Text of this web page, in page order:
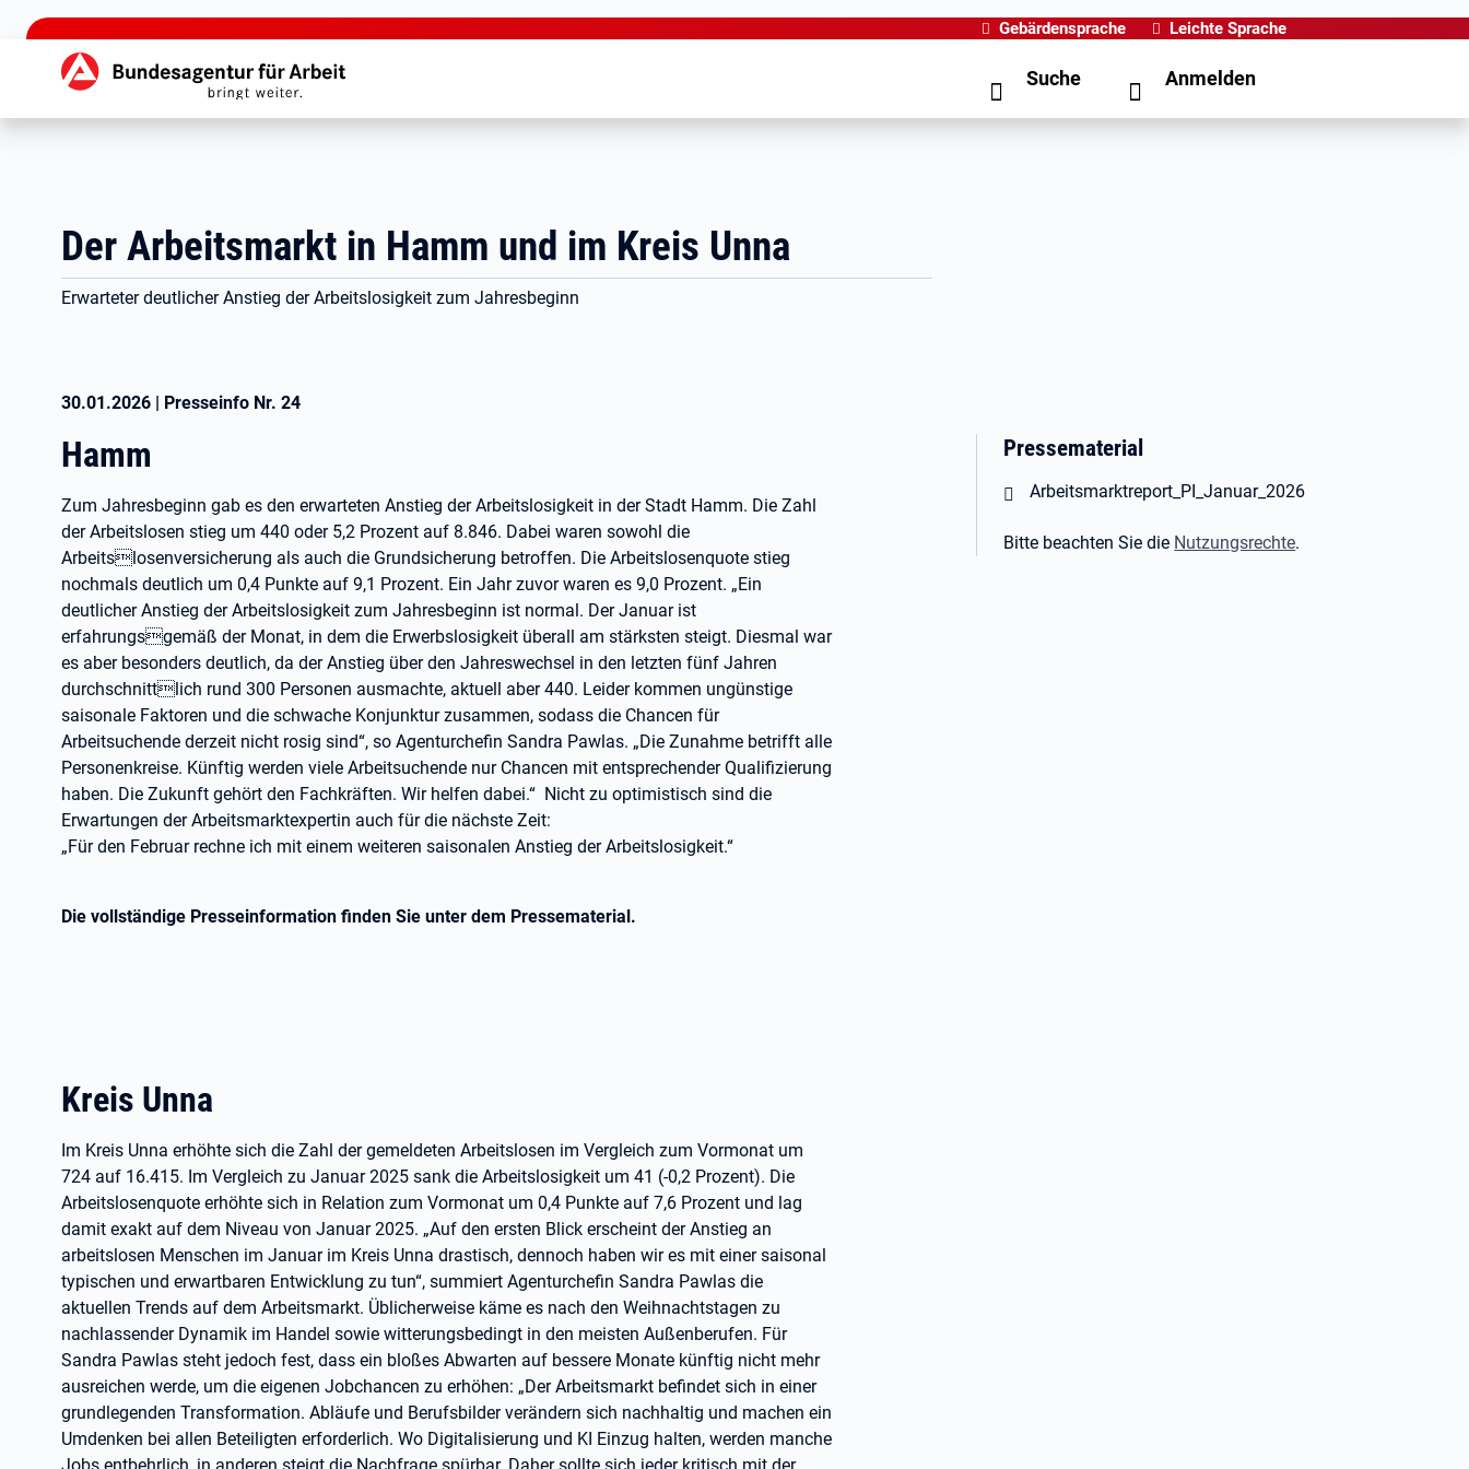
zu den Hauptinhalten springen
Gebärdensprache Leichte Sprache
Hauptnavigation Suche Anmelden
Der Arbeitsmarkt in Hamm und im Kreis Unna
Erwarteter deutlicher Anstieg der Arbeitslosigkeit zum Jahresbeginn
30.01.2026 | Presseinfo Nr. 24
Hamm
Zum Jahresbeginn gab es den erwarteten Anstieg der Arbeitslosigkeit in der Stadt Hamm. Die Zahl
der Arbeitslosen stieg um 440 oder 5,2 Prozent auf 8.846. Dabei waren sowohl die
Arbeitslosenversicherung als auch die Grundsicherung betroffen. Die Arbeitslosenquote stieg
nochmals deutlich um 0,4 Punkte auf 9,1 Prozent. Ein Jahr zuvor waren es 9,0 Prozent. „Ein
deutlicher Anstieg der Arbeitslosigkeit zum Jahresbeginn ist normal. Der Januar ist
erfahrungsgemäß der Monat, in dem die Erwerbslosigkeit überall am stärksten steigt. Diesmal war
es aber besonders deutlich, da der Anstieg über den Jahreswechsel in den letzten fünf Jahren
durchschnittlich rund 300 Personen ausmachte, aktuell aber 440. Leider kommen ungünstige
saisonale Faktoren und die schwache Konjunktur zusammen, sodass die Chancen für
Arbeitsuchende derzeit nicht rosig sind“, so Agenturchefin Sandra Pawlas. „Die Zunahme betrifft alle
Personenkreise. Künftig werden viele Arbeitsuchende nur Chancen mit entsprechender Qualifizierung
haben. Die Zukunft gehört den Fachkräften. Wir helfen dabei.“ Nicht zu optimistisch sind die
Erwartungen der Arbeitsmarktexpertin auch für die nächste Zeit:
„Für den Februar rechne ich mit einem weiteren saisonalen Anstieg der Arbeitslosigkeit.“
Die vollständige Presseinformation finden Sie unter dem Pressematerial.
Kreis Unna
Im Kreis Unna erhöhte sich die Zahl der gemeldeten Arbeitslosen im Vergleich zum Vormonat um
724 auf 16.415. Im Vergleich zu Januar 2025 sank die Arbeitslosigkeit um 41 (-0,2 Prozent). Die
Arbeitslosenquote erhöhte sich in Relation zum Vormonat um 0,4 Punkte auf 7,6 Prozent und lag
damit exakt auf dem Niveau von Januar 2025. „Auf den ersten Blick erscheint der Anstieg an
arbeitslosen Menschen im Januar im Kreis Unna drastisch, dennoch haben wir es mit einer saisonal
typischen und erwartbaren Entwicklung zu tun“, summiert Agenturchefin Sandra Pawlas die
aktuellen Trends auf dem Arbeitsmarkt. Üblicherweise käme es nach den Weihnachtstagen zu
nachlassender Dynamik im Handel sowie witterungsbedingt in den meisten Außenberufen. Für
Sandra Pawlas steht jedoch fest, dass ein bloßes Abwarten auf bessere Monate künftig nicht mehr
ausreichen werde, um die eigenen Jobchancen zu erhöhen: „Der Arbeitsmarkt befindet sich in einer
grundlegenden Transformation. Abläufe und Berufsbilder verändern sich nachhaltig und machen ein
Umdenken bei allen Beteiligten erforderlich. Wo Digitalisierung und KI Einzug halten, werden manche
Pressematerial
Öffnet in neuem Tab
Arbeitsmarktreport_PI_Januar_2026
Bitte beachten Sie die Nutzungsrechte.